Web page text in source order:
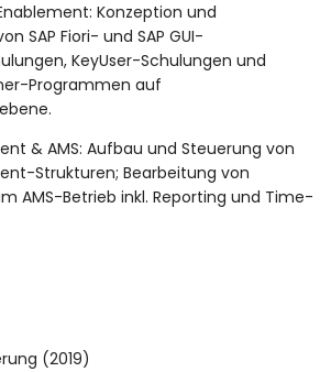
Konzeption und
SAP Fiori- und SAP GUI-
KeyUser-Schulungen und
Programmen auf
& AMS: Aufbau und Steuerung von
Strukturen; Bearbeitung von
AMS-Betrieb inkl. Reporting und Time-
(2019)